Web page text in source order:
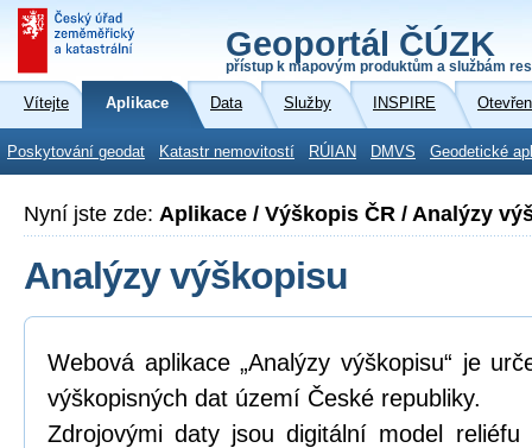
Geoportál ČÚZK
přístup k mapovým produktům a službám
Vítejte Aplikace Data Služby INSPIRE
Poskytování geodat Katastr nemovitostí RÚIAN DMVS Geodetické
Nyní jste zde: Aplikace / Výškopis ČR / Analýzy
Analýzy výškopisu
Webová aplikace „Analýzy výškopisu“ je
výškopisných dat území České republiky.
Zdrojovými daty jsou digitální model